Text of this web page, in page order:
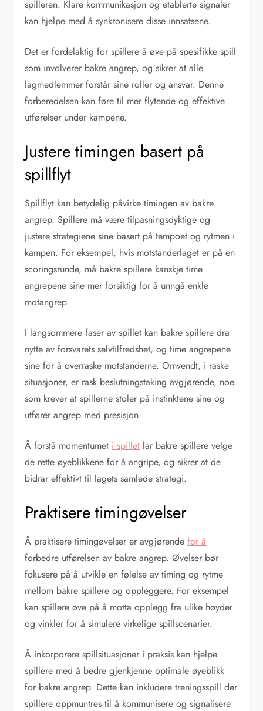
spilleren. Klare kommunikasjon og etablerte signaler
kan hjelpe med å synkronisere disse innsatsene.
Det er fordelaktig for spillere å øve på spesifikke spill
som involverer bakre angrep, og sikrer at alle
lagmedlemmer forstår sine roller og ansvar. Denne
forberedelsen kan føre til mer flytende og effektive
utførelser under kampene.
Justere timingen basert på
spillflyt
Spillflyt kan betydelig påvirke timingen av bakre
angrep. Spillere må være tilpasningsdyktige og
justere strategiene sine basert på tempoet og rytmen i
kampen. For eksempel, hvis motstanderlaget er på en
scoringsrunde, må bakre spillere kanskje time
angrepene sine mer forsiktig for å unngå enkle
motangrep.
I langsommere faser av spillet kan bakre spillere dra
nytte av forsvarets selvtilfredshet, og time angrepene
sine for å overraske motstanderne. Omvendt, i raske
situasjoner, er rask beslutningstaking avgjørende, noe
som krever at spillerne stoler på instinktene sine og
utfører angrep med presisjon.
Å forstå momentumet i spillet lar bakre spillere velge
de rette øyeblikkene for å angripe, og sikrer at de
bidrar effektivt til lagets samlede strategi.
Praktisere timingøvelser
Å praktisere timingøvelser er avgjørendefor å
forbedre utførelsen av bakre angrep. Øvelser bør
fokusere på å utvikle en følelse av timing og rytme
mellom bakre spillere og oppleggere. For eksempel
kan spillere øve på å motta opplegg fra ulike høyder
og vinkler for å simulere virkelige spillscenarier.
Å inkorporere spillsituasjoner i praksis kan hjelpe
spillere med å bedre gjenkjenne optimale øyeblikk
for bakre angrep. Dette kan inkludere treningsspill der
spillere oppmuntres til å kommunisere og signalisere